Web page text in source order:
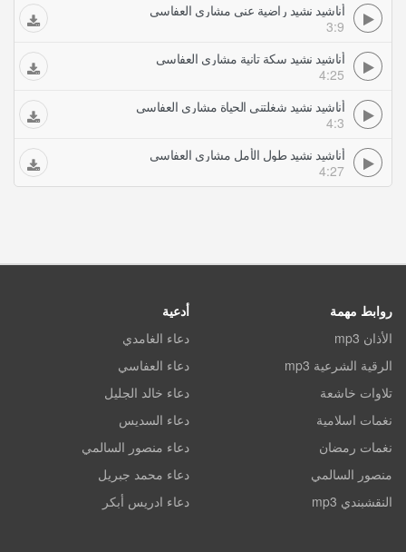
أناشيد نشيد راضية عني مشاري العفاسي
3:9
أناشيد نشيد سكة تانية مشاري العفاسي
4:25
أناشيد نشيد شغلتني الحياة مشاري العفاسي
4:3
أناشيد نشيد طول الأمل مشاري العفاسي
4:27
روابط مهمة
الأذان mp3
الرقية الشرعية mp3
تلاوات خاشعة
نغمات اسلامية
نغمات رمضان
منصور السالمي
النقشبندي mp3
أدعية
دعاء الغامدي
دعاء العفاسي
دعاء خالد الجليل
دعاء السديس
دعاء منصور السالمي
دعاء محمد جبريل
دعاء ادريس أبكر